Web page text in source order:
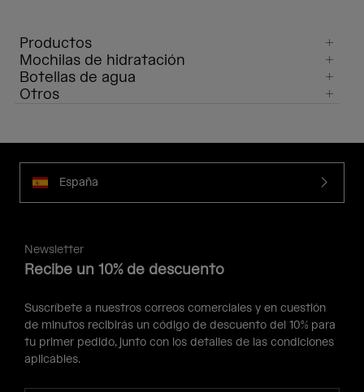
Productos
Mochilas de hidratación
Botellas de agua
Otros
España
Newsletter
Recibe un 10% de descuento
Suscríbete a nuestros correos comerciales y en cuestión
de minutos recibirás un código de descuento del 10% para
tu primer pedido, junto con los detalles de las condiciones
aplicables.